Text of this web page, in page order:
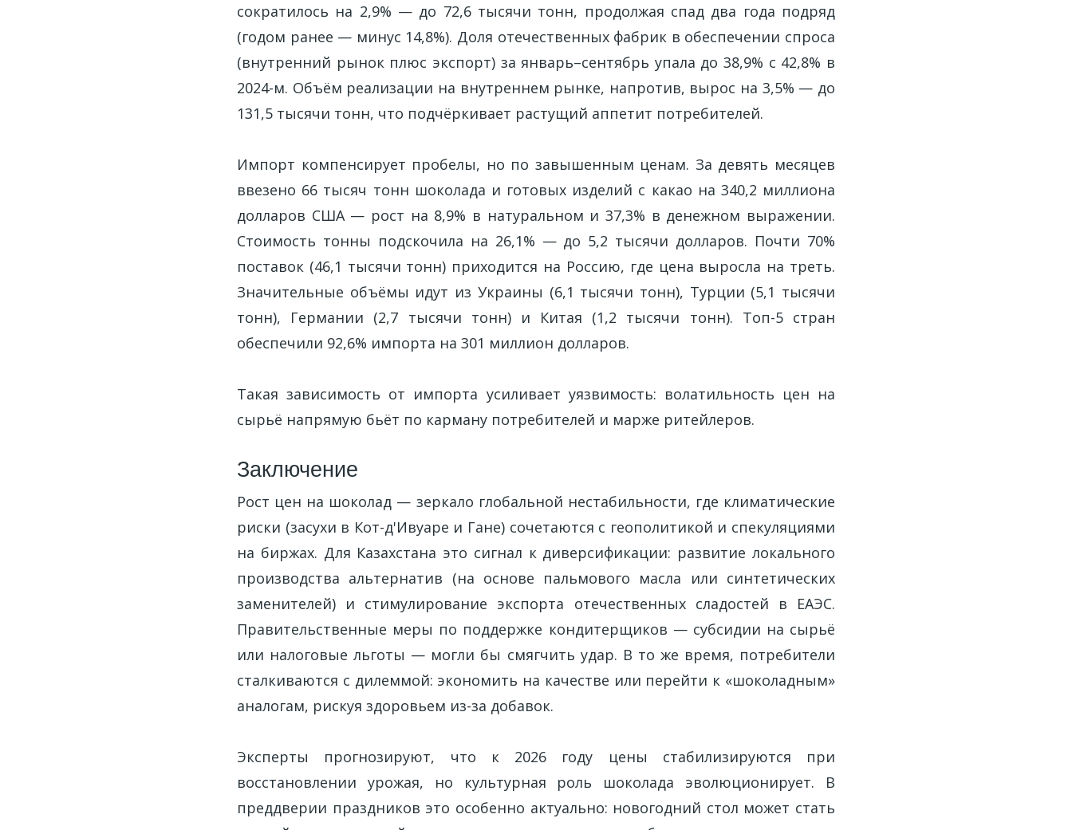
сократилось на 2,9% — до 72,6 тысячи тонн, продолжая спад два года подряд
(годом ранее — минус 14,8%). Доля отечественных фабрик в обеспечении спроса
(внутренний рынок плюс экспорт) за январь–сентябрь упала до 38,9% с 42,8% в
2024-м. Объём реализации на внутреннем рынке, напротив, вырос на 3,5% — до
131,5 тысячи тонн, что подчёркивает растущий аппетит потребителей.
Импорт компенсирует пробелы, но по завышенным ценам. За девять месяцев
ввезено 66 тысяч тонн шоколада и готовых изделий с какао на 340,2 миллиона
долларов США — рост на 8,9% в натуральном и 37,3% в денежном выражении.
Стоимость тонны подскочила на 26,1% — до 5,2 тысячи долларов. Почти 70%
поставок (46,1 тысячи тонн) приходится на Россию, где цена выросла на треть.
Значительные объёмы идут из Украины (6,1 тысячи тонн), Турции (5,1 тысячи
тонн), Германии (2,7 тысячи тонн) и Китая (1,2 тысячи тонн). Топ-5 стран
обеспечили 92,6% импорта на 301 миллион долларов.
Такая зависимость от импорта усиливает уязвимость: волатильность цен на
сырьё напрямую бьёт по карману потребителей и марже ритейлеров.
Заключение
Рост цен на шоколад — зеркало глобальной нестабильности, где климатические
риски (засухи в Кот-д'Ивуаре и Гане) сочетаются с геополитикой и спекуляциями
на биржах. Для Казахстана это сигнал к диверсификации: развитие локального
производства альтернатив (на основе пальмового масла или синтетических
заменителей) и стимулирование экспорта отечественных сладостей в ЕАЭС.
Правительственные меры по поддержке кондитерщиков — субсидии на сырьё
или налоговые льготы — могли бы смягчить удар. В то же время, потребители
сталкиваются с дилеммой: экономить на качестве или перейти к «шоколадным»
аналогам, рискуя здоровьем из-за добавок.
Эксперты прогнозируют, что к 2026 году цены стабилизируются при
восстановлении урожая, но культурная роль шоколада эволюционирует. В
преддверии праздников это особенно актуально: новогодний стол может стать